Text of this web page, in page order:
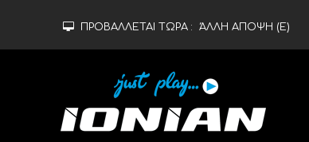
ΠΡΟΒΑΛΛΕΤΑΙ ΤΩΡΑ : ΆΛΛΗ ΑΠΟΨΗ (Ε)